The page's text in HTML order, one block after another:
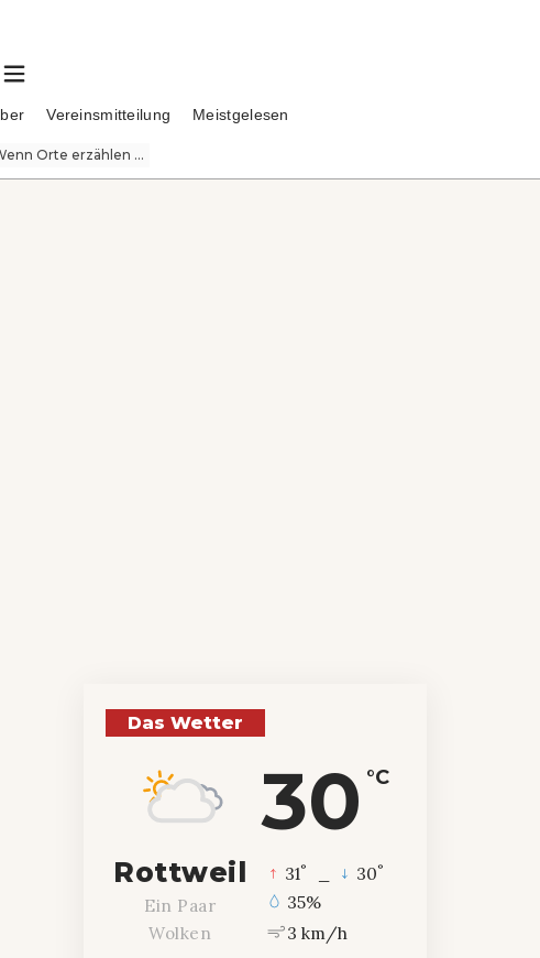
Vereinsmitteilung Meistgelesen
Orte erzählen ...
Das Wetter
30 °C
Rottweil
Ein Paar
Wolken
31° 30°
35%
3 km/h